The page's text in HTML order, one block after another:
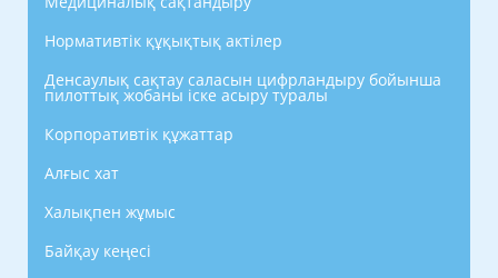
Нормативтік құқықтық актілер
Денсаулық сақтау саласын цифрландыру бойынша
пилоттық жобаны іске асыру туралы
Корпоративтік құжаттар
Алғыс хат
Халықпен жұмыс
Байқау кеңесі